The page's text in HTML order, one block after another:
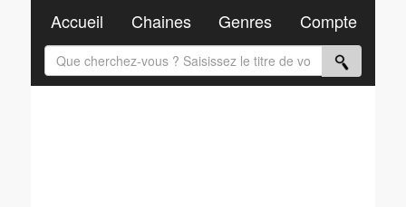
Accueil Chaines Genres Compte